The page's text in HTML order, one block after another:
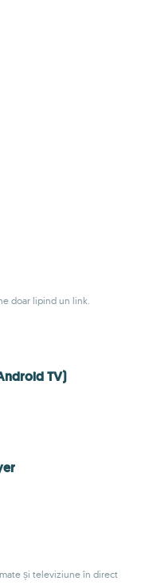
doar lipind un link.
TV)
și televiziune în direct